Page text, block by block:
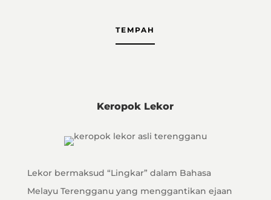
TEMPAH
Keropok Lekor
Lekor bermaksud “Lingkar” dalam Bahasa
Melayu Terengganu yang menggantikan ejaan